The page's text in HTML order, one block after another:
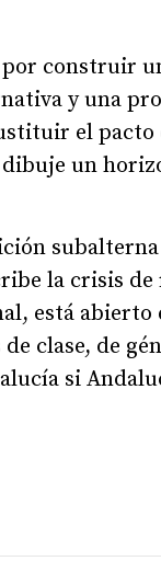
construir
y una
el pacto
un
la crisis
está abierto
clase, de
si